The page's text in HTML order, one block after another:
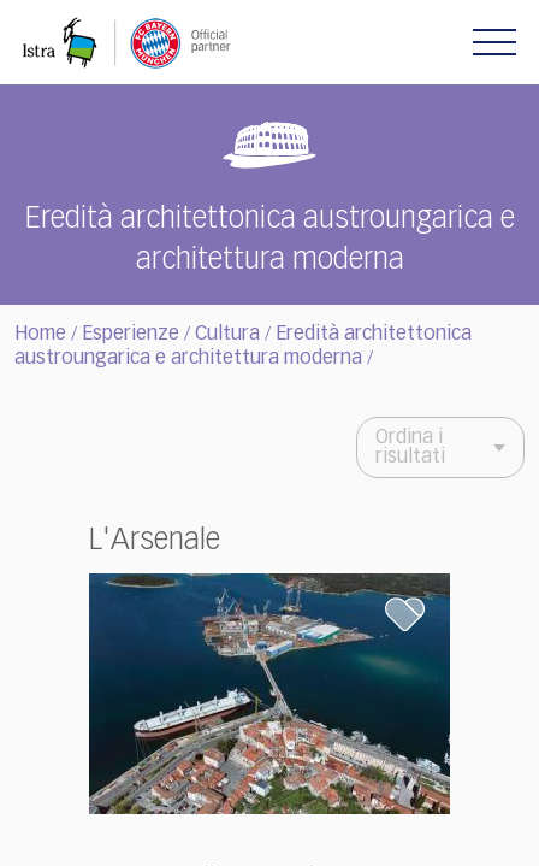
note:
system.
Eredità architettonica austroungarica e
architettura moderna
Home / Esperienze / Cultura / Eredità architettonica
austroungarica e architettura moderna /
Ordina i
risultati
L'Arsenale